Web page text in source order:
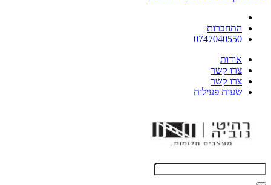
התחברות
0747040550
אודות
צרו קשר
צרו קשר
שעות פעילות